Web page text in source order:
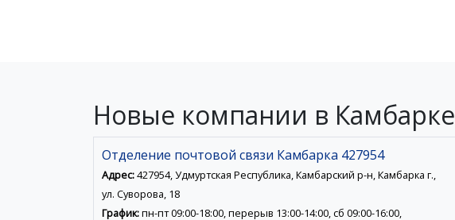
Новые компании в Камбарке
Отделение почтовой связи Камбарка 427954
Адрес:427954, Удмуртская Республика, Камбарский р-н, Камбарка г.,
ул. Суворова, 18
График:пн-пт 09:00-18:00, перерыв 13:00-14:00, сб 09:00-16:00,